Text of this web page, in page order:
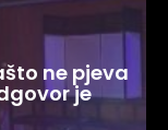
ne pjeva
je